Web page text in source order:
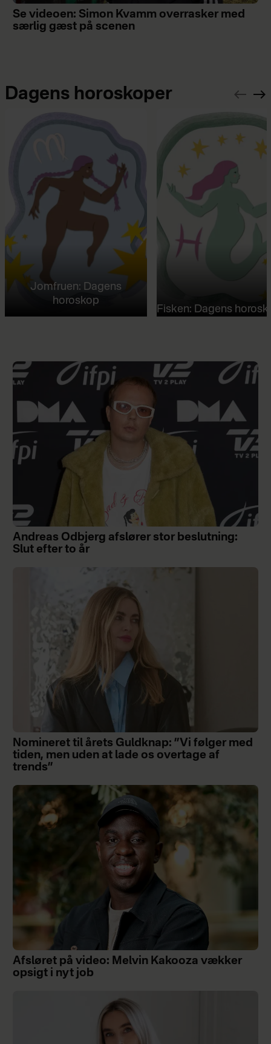
Se videoen: Simon Kvamm overrasker med
særlig gæst på scenen
Dagens horoskoper
Jomfruen: Dagens
horoskop
Fisken: Dagens
Andreas Odbjerg afslører stor beslutning:
Slut efter to år
Nomineret til årets Guldknap: ”Vi følger med
tiden, men uden at lade os overtage af
trends”
Afsløret på video: Melvin Kakooza vækker
opsigt i nyt job